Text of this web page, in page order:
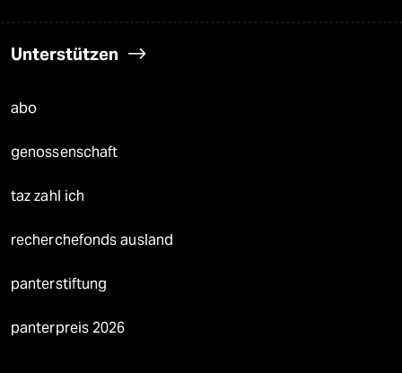
Unterstützen
abo
genossenschaft
taz zahl ich
recherchefonds ausland
panterstiftung
panterpreis 2026